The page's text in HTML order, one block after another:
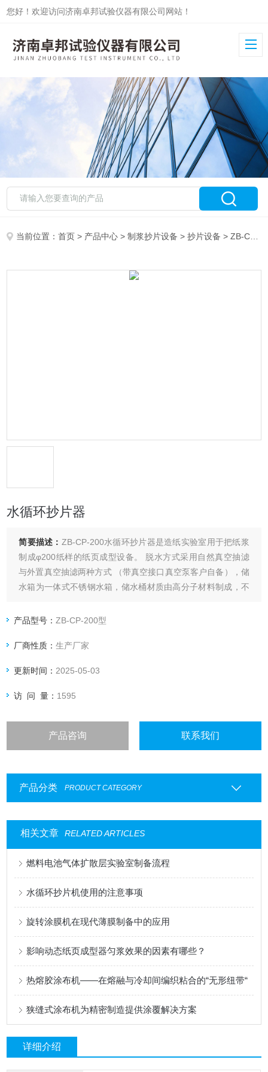
您好！欢迎访问济南卓邦试验仪器有限公司网站！
当前位置：首页 > 产品中心 >制浆抄片设备 >抄片设备 > ZB-CP-200型水循环抄片器
水循环抄片器
简要描述： ZB-CP-200水循环抄片器是造纸实验室用于把纸浆
制成φ200纸样的纸页成型设备。 脱水方式采用自然真空抽滤
与外置真空抽滤两种方式 （带真空接口真空泵客户自备），储
水箱为一体式不锈钢水箱，储水桶材质由高分子材料制成，不
产品型号：ZB-CP-200型
厂商性质：生产厂家
更新时间： 2025-05-03
访 问 量： 1595
产品咨询 联系我们
产品分类 PRODUCT CATEGORY
相关文章 RELATED ARTICLES
燃料电池气体扩散层实验室制备流程
水循环抄片机使用的注意事项
旋转涂膜机在现代薄膜制备中的应用
影响动态纸页成型器匀浆效果的因素有哪些？
热熔胶涂布机——在熔融与冷却间编织粘合的“无形纽带“
狭缝式涂布机为精密制造提供涂覆解决方案
详细介绍